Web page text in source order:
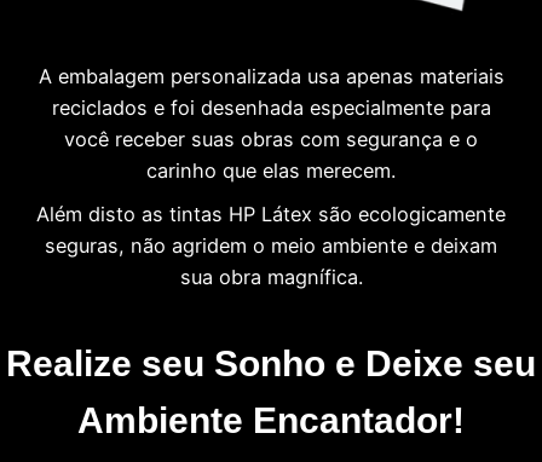
A embalagem personalizada usa apenas materiais
reciclados e foi desenhada especialmente para
você receber suas obras com segurança e o
carinho que elas merecem.
Além disto as tintas HP Látex são ecologicamente
seguras, não agridem o meio ambiente e deixam
sua obra magnífica.
Realize seu Sonho e Deixe seu
Ambiente Encantador!